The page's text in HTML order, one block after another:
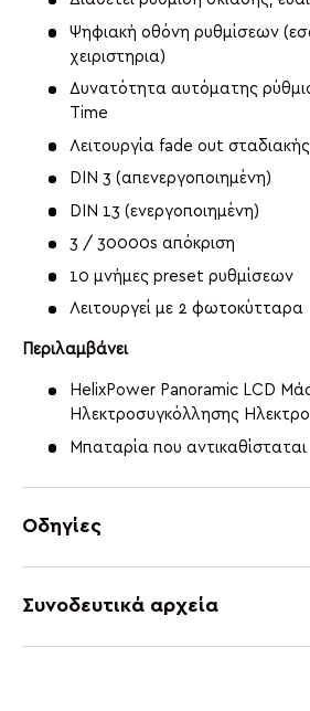
Ψηφιακή οθόνη ρυθμίσεων
χειριστηρια)
Δυνατότητα αυτόματης
Time
Λειτουργία fade out
DIN 3 (απενεργοποιημένη)
DIN 13 (ενεργοποιημένη)
3 / 30000s απόκριση
10 μνήμες preset ρυθμίσεων
Λειτουργεί με 2 φωτοκύτταρα
Περιλαμβάνει
HelixPower Panoramic LCD
Ηλεκτροσυγκόλλησης
Μπαταρία που αντικαθίσταται
Οδηγίες
Συνοδευτικά αρχεία